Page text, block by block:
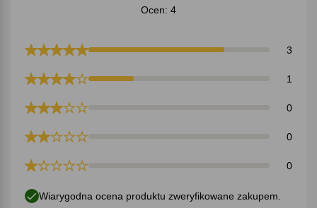
Ocen: 4
3
1
0
0
0
Wiarygodna ocena produktu zweryfikowane zakupem.